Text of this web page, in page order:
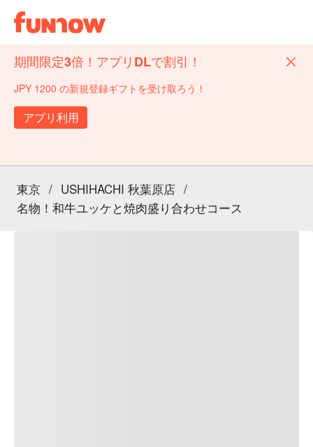
期間限定3倍！アプリDLで割引！
JPY 1200 の新規登録ギフトを受け取ろう！
アプリ利用
東京 / USHIHACHI 秋葉原店 /
名物！和牛ユッケと焼肉盛り合わせコース